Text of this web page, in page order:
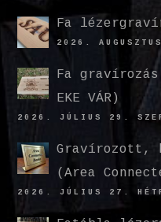
Fa
2026.
Fa
EKE VÁR)
2026. JÚLIUS 29.
(Area
2026. JÚLIUS 27.